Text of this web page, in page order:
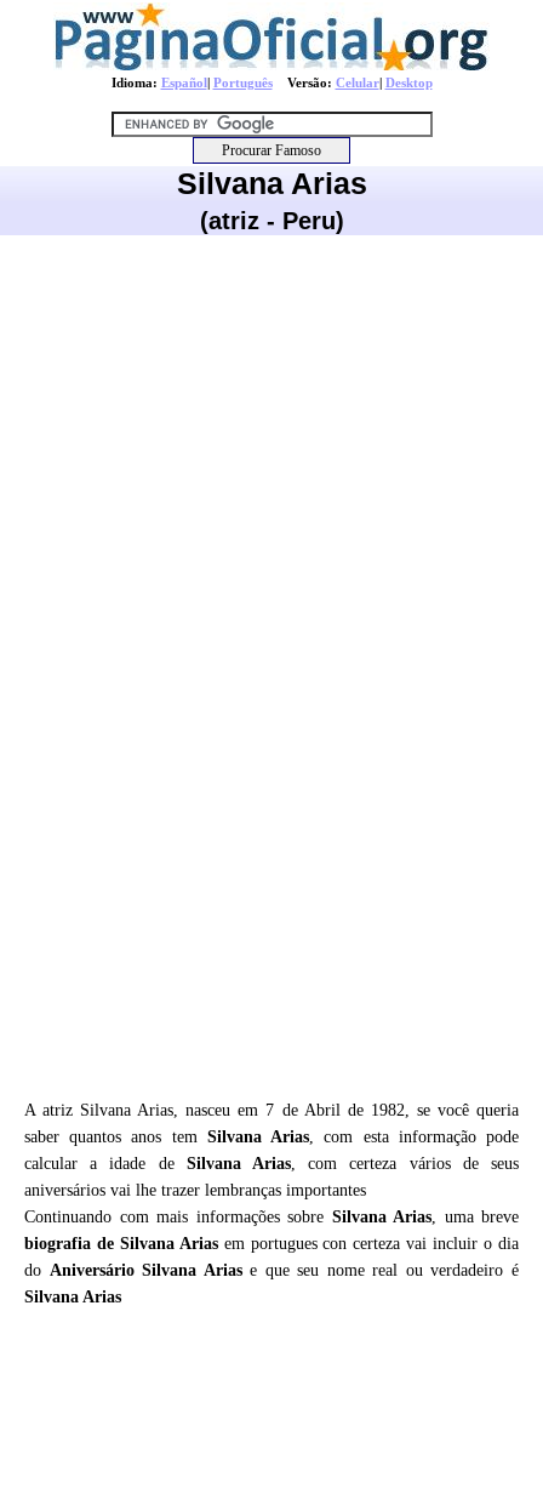
Idioma: Español| PortuguêsVersão: Celular| Desktop
Silvana Arias
(atriz - Peru)
A atriz Silvana Arias, nasceu em 7 de Abril de 1982, se você queria
saber quantos anos tem Silvana Arias, com esta informação pode
calcular a idade de Silvana Arias, com certeza vários de seus
aniversários vai lhe trazer lembranças importantes
Continuando com mais informações sobre Silvana Arias, uma breve
biografia de Silvana Ariasem portugues con certeza vai incluir o dia
do Aniversário Silvana Ariase que seu nome real ou verdadeiro é
Silvana Arias